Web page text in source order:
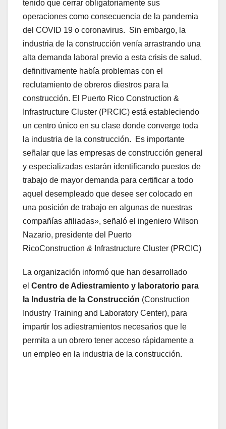
tenido que cerrar obligatoriamente sus
operaciones como consecuencia de la pandemia
del COVID 19 o coronavirus. Sin embargo, la
industria de la construcción venía arrastrando una
alta demanda laboral previo a esta crisis de salud,
definitivamente había problemas con el
reclutamiento de obreros diestros para la
construcción. El Puerto Rico Construction &
Infrastructure Cluster (PRCIC) está estableciendo
un centro único en su clase donde converge toda
la industria de la construcción. Es importante
señalar que las empresas de construcción general
y especializadas estarán identificando puestos de
trabajo de mayor demanda para certificar a todo
aquel desempleado que desee ser colocado en
una posición de trabajo en algunas de nuestras
compañías afiliadas», señaló el ingeniero Wilson
Nazario, presidente del Puerto
RicoConstruction & Infrastructure Cluster (PRCIC)
La organización informó que han desarrollado
el Centro de Adiestramiento y laboratorio para
la Industria de la Construcción (Construction
Industry Training and Laboratory Center), para
impartir los adiestramientos necesarios que le
permita a un obrero tener acceso rápidamente a
un empleo en la industria de la construcción.